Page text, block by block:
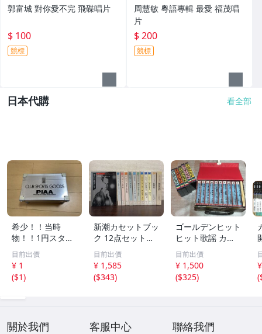
郭富城 對你愛不完 飛碟唱片
$ 100
競標
周慧敏 粵語專輯 最愛 福茂唱
片
$ 200
競標
日本代購 看全部
希少！！当時
物！！1円スター
ト売り切り！！PI
AA CLUB SPORT
S GOODS アルミ
ケース 収納
目前出價
¥ 1
($1)
新潮カセットブッ
ク 12点セット
【三島由紀夫／森
外／太宰治／芥川
龍之介／谷崎潤一
郎／宮沢賢治／
目前出價
¥ 1,585
($343)
ゴールデンヒット
ヒット歌謡 カラ
オケ カセットテ
ープ まとめ昭和
レトロ 邦楽 童謡
演歌 17点
目前出價
¥ 1,500
($325)
(
關於我們 客服中心 聯絡我們